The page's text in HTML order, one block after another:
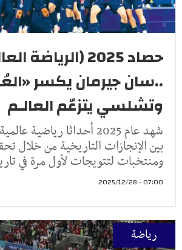
حصاد 2025 (الرياضة
..سان جيرمان يكسر
وتشلسي يتزعّم العالـم
شهد عام 2025 أحداثا
بين الإنجازات التاريخية من خلال
ومنتخبات لتتويجات لأول مرة في
07:00 - 2025/12/28
رياضة